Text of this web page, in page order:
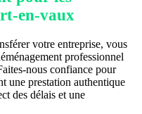
en-vaux
votre entreprise, vous
professionnel
nous confiance pour
une prestation authentique
des délais et une